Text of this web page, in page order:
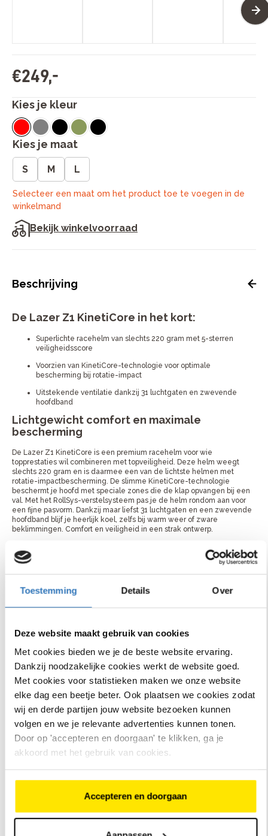
Toestemming Details Over
Deze website maakt gebruik van cookies
Met cookies bieden we je de beste website ervaring.
Dankzij noodzakelijke cookies werkt de website goed.
Met cookies voor statistieken maken we onze website
elke dag een beetje beter. Ook plaatsen we cookies zodat
wij en derde partijen jouw website bezoeken kunnen
volgen en we je relevante advertenties kunnen tonen.
Door op 'accepteren en doorgaan' te klikken, ga je
akkoord met het gebruik van cookies.
Accepteren en doorgaan
Kies je kleur
Kies je maat
S M L
Selecteer een maat om het product toe te voegen in de
winkelmand
Bekijk winkelvoorraad
€249,-
Beschrijving
De Lazer Z1 KinetiCore in het kort:
Superlichte racehelm van slechts 220 gram met 5-sterren
veiligheidsscore
Voorzien van KinetiCore-technologie voor optimale
bescherming bij rotatie-impact
Uitstekende ventilatie dankzij 31 luchtgaten en zwevende
hoofdband
Lichtgewicht comfort en maximale
bescherming
De Lazer Z1 KinetiCore is een premium racehelm voor wie
topprestaties wil combineren met topveiligheid. Deze helm weegt
slechts 220 gram en is daarmee een van de lichtste helmen met
rotatie-impactbescherming. De slimme KinetiCore-technologie
beschermt je hoofd met speciale zones die de klap opvangen bij een
val. Met het RollSys-verstelsysteem pas je de helm rondom aan voor
een fijne pasvorm. Dankzij maar liefst 31 luchtgaten en een zwevende
hoofdband blijf je heerlijk koel, zelfs bij warm weer of zware
beklimmingen. Comfort en veiligheid in een strak ontwerp.
Wij vinden het belangrijk dat jij het juiste product uitkiest. Heb je hulp
nodig met het maken van een keuze? Neem dan contact met ons op
of ga langs je dichtstbijzijnde winkel voor advies van de vakman. Als je
het product online bestelt kan je hem bij je favoriete fietsenmaker
ophalen of komen we hem bij je thuis bezorgen.
Je kunt je fiets kosteloos in de winkel
afhalen. Let op: afhalen kan alleen in de
winkel die je geselecteerd hebt.
Gratis thuisbezorgd vanaf 50 euro
Vanaf 50 euro doen we dit gratis!
Deskundig advies